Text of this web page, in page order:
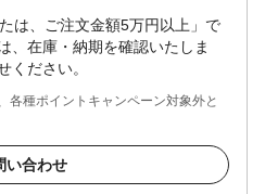
は、ご注文金額5万円以上」で
、在庫・納期を確認いたしま
ください。
種ポイントキャンペーン対象外と
い合わせ